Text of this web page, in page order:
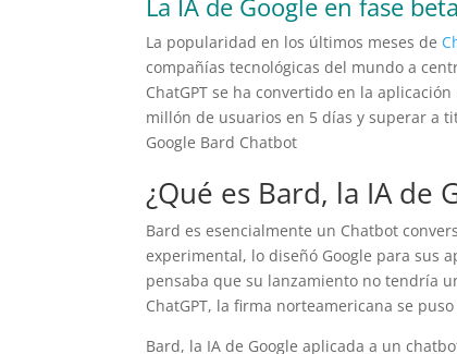
La popularidad en los últimos meses de
compañías tecnológicas del mundo a
ChatGPT se ha convertido en la
millón de usuarios en 5 días y superar a
Google Bard Chatbot
¿Qué es Bard, la IA de
Bard es esencialmente un Chatbot
experimental, lo diseñó Google para sus
pensaba que su lanzamiento no tendría
ChatGPT, la firma norteamericana se
Bard, la IA de Google aplicada a un